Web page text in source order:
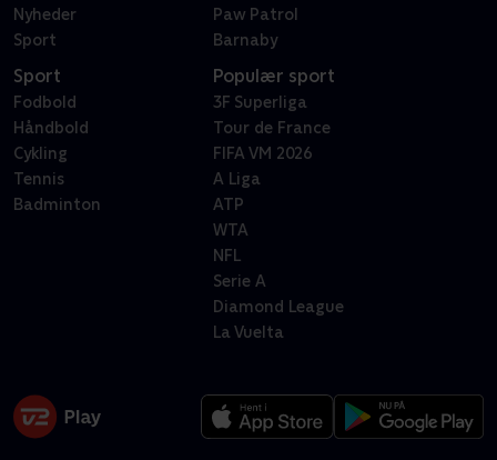
Nyheder
Sport
Paw Patrol
Barnaby
Sport
Fodbold
Håndbold
Cykling
Tennis
Badminton
Populær sport
3F Superliga
Tour de France
FIFA VM 2026
A Liga
ATP
WTA
NFL
Serie A
Diamond League
La Vuelta